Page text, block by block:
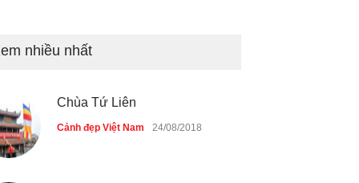
du lịch quốc gia
Những món ăn đồng quê dân
dã ở Sài Gòn
nhiều nhất
Chùa Tứ Liên
Cảnh đẹp Việt Nam 24/08/2018